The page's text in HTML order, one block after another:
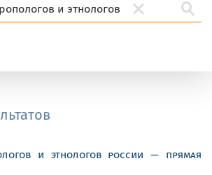
и этнологов россии — прямая